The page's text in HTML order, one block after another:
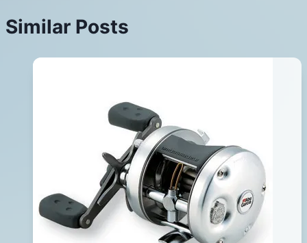
Similar Posts